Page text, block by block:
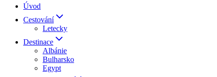
Úvod
Cestování
Letecky
Destinace
Albánie
Bulharsko
Egypt